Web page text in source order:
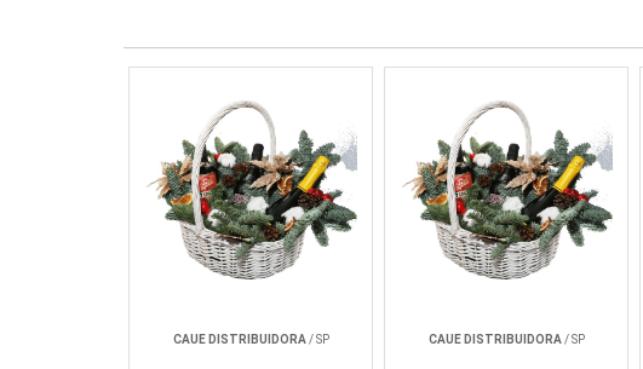
CAUE DISTRIBUIDORA/ SP CAUE DISTRIBUIDORA/ SP